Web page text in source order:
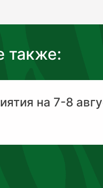
также:
на 7-8